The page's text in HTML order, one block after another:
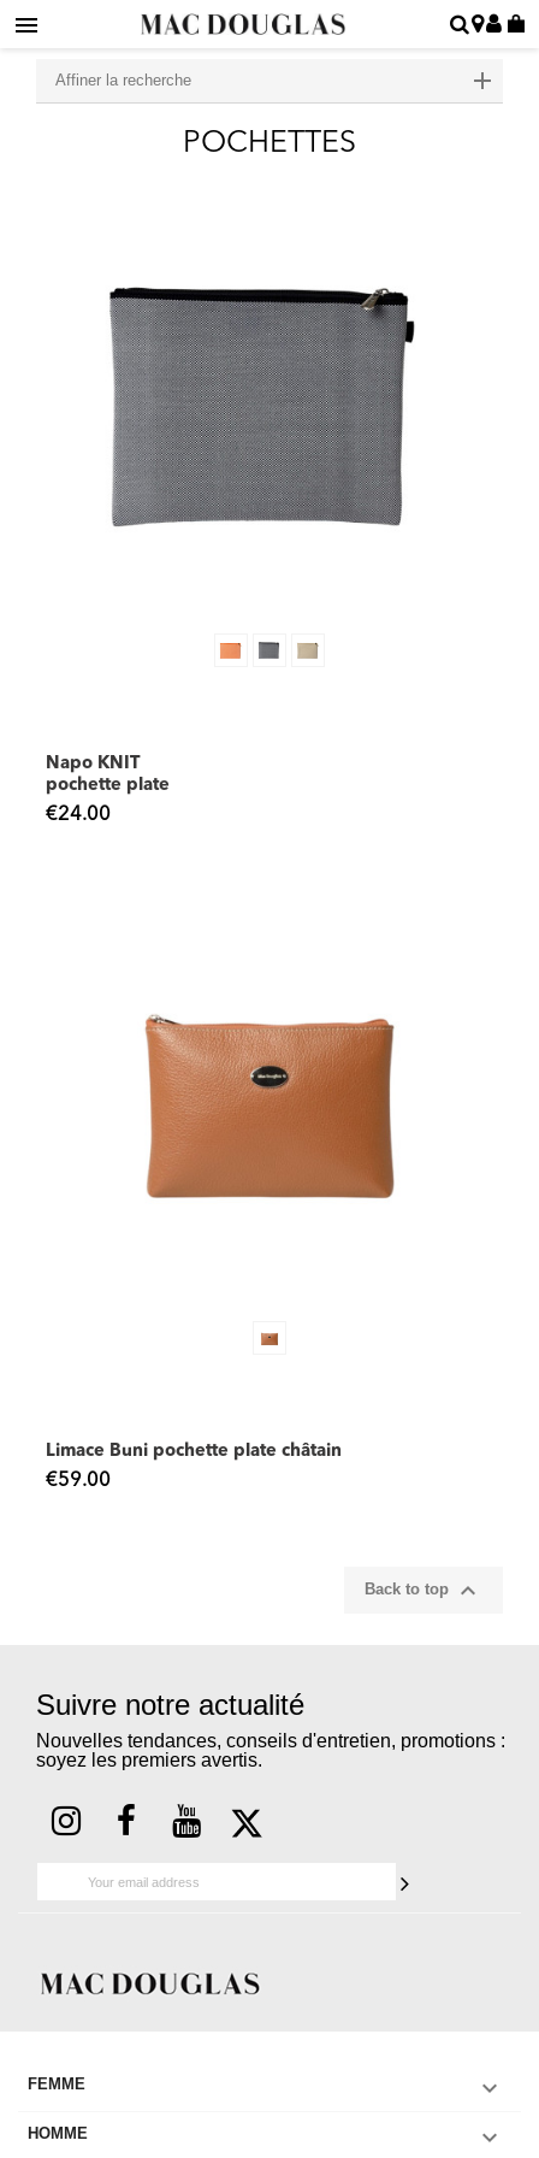
Affiner la recherche
POCHETTES
Napo KNIT
pochette plate
€24.00
Limace Buni pochette plate châtain
€59.00
Back to top 
Suivre notre actualité
Nouvelles tendances, conseils d'entretien, promotions :
soyez les premiers avertis.
FEMME 
HOMME 